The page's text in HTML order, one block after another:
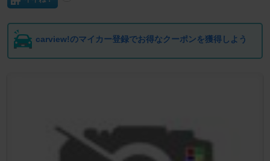
carview!のマイカー登録でお得なクーポンを獲得しよう